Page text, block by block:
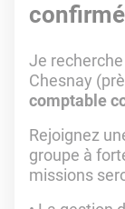
Je
Chesnay
comptable
Rejoignez
groupe à
missions